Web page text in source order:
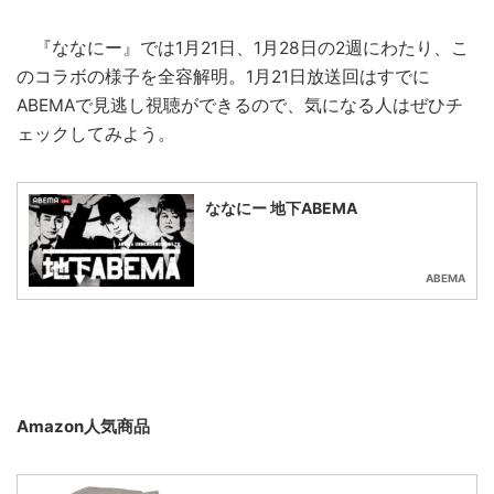
『ななにー』では1月21日、1月28日の2週にわたり、こ
のコラボの様子を全容解明。1月21日放送回はすでに
ABEMAで見逃し視聴ができるので、気になる人はぜひチ
ェックしてみよう。
ななにー 地下ABEMA
ABEMA
Amazon人気商品